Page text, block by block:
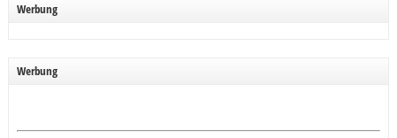
Werbung
Werbung